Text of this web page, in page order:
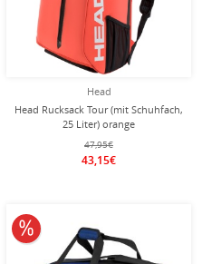
Head
Head Rucksack Tour (mit Schuhfach,
25 Liter) orange
47,95€
43,15€
10% reduziert